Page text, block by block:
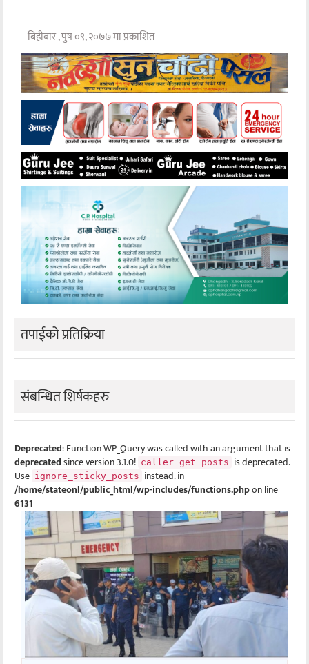
बिहीबार , पुष ०९, २०७७ मा प्रकाशित
तपाईको प्रतिक्रिया
संबन्धित शिर्षकहरु
Deprecated: Function WP_Query was called with an argument that is
deprecatedsince version 3.1.0! caller_get_posts is deprecated.
Use ignore_sticky_posts instead. in
/home/stateonl/public_html/wp-includes/functions.phpon line
6131